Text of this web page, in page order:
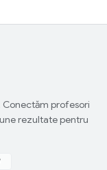
profesori
rezultate pentru